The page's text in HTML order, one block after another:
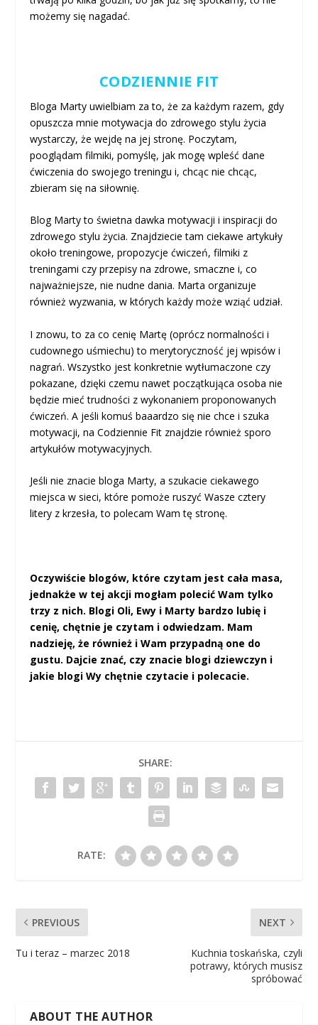
możemy się nagadać.
CODZIENNIE FIT
Bloga Marty uwielbiam za to, że za każdym razem, gdy
opuszcza mnie motywacja do zdrowego stylu życia
wystarczy, że wejdę na jej stronę. Poczytam,
pooglądam filmiki, pomyślę, jak mogę wpleść dane
ćwiczenia do swojego treningu i, chcąc nie chcąc,
zbieram się na siłownię.
Blog Marty to świetna dawka motywacji i inspiracji do
zdrowego stylu życia. Znajdziecie tam ciekawe artykuły
około treningowe, propozycje ćwiczeń, filmiki z
treningami czy przepisy na zdrowe, smaczne i, co
najważniejsze, nie nudne dania. Marta organizuje
również wyzwania, w których każdy może wziąć udział.
I znowu, to za co cenię Martę (oprócz normalności i
cudownego uśmiechu) to merytoryczność jej wpisów i
nagrań. Wszystko jest konkretnie wytłumaczone czy
pokazane, dzięki czemu nawet początkująca osoba nie
będzie mieć trudności z wykonaniem proponowanych
ćwiczeń. A jeśli komuś baaardzo się nie chce i szuka
motywacji, na Codziennie Fit znajdzie również sporo
artykułów motywacyjnych.
Jeśli nie znacie bloga Marty, a szukacie ciekawego
miejsca w sieci, które pomoże ruszyć Wasze cztery
litery z krzesła, to polecam Wam tę stronę.
Oczywiście blogów, które czytam jest cała masa,
jednakże w tej akcji mogłam polecić Wam tylko
trzy z nich. Blogi Oli, Ewy i Marty bardzo lubię i
cenię, chętnie je czytam i odwiedzam. Mam
nadzieję, że również i Wam przypadną one do
gustu. Dajcie znać, czy znacie blogi dziewczyn i
jakie blogi Wy chętnie czytacie i polecacie.
SHARE:
RATE:
PREVIOUS
Tu i teraz – marzec 2018
NEXT
Kuchnia toskańska, czyli
potrawy, których musisz
spróbować
ABOUT THE AUTHOR